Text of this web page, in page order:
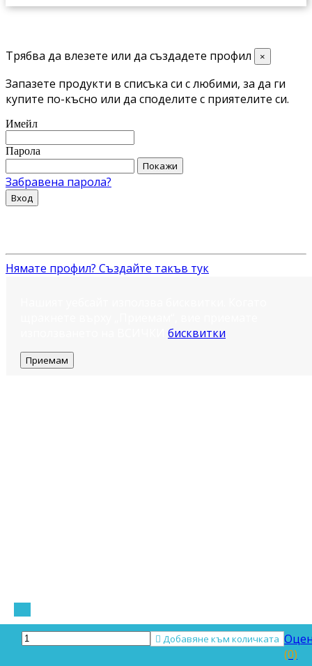
 Добавяне към количката
(0)
Трябва да влезете или да създадете профил ×
Запазете продукти в списъка си с любими, за да ги
купите по-късно или да споделите с приятелите си.
Имейл
Парола
Покажи
Забравена парола?
Вход
Нямате профил? Създайте такъв тук
бисквитки
Приемам